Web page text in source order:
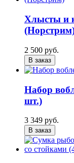
Хлысты и
2 500 руб.
В заказ
Набор
шт.)
3 349 руб.
В заказ